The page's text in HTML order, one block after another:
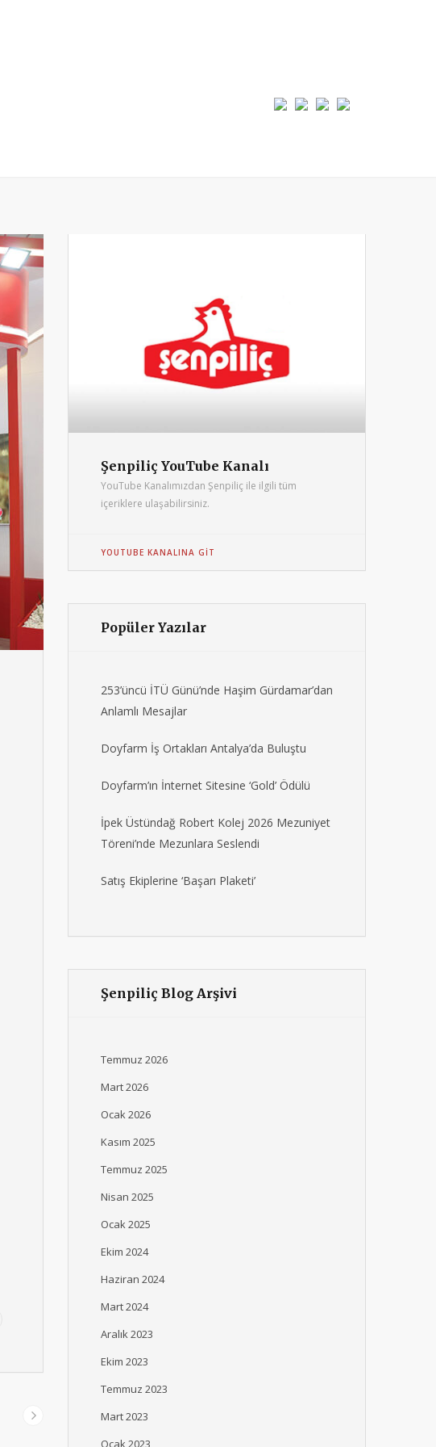
Şenpiliç YouTube Kanalı
YouTube Kanalımızdan Şenpiliç ile ilgili tüm
içeriklere ulaşabilirsiniz.
YOUTUBE KANALINA GIT
Popüler Yazılar
253’üncü İTÜ Günü’nde Haşim Gürdamar’dan
Anlamlı Mesajlar
Doyfarm İş Ortakları Antalya’da Buluştu
Doyfarm’ın İnternet Sitesine ‘Gold’ Ödülü
İpek Üstündağ Robert Kolej 2026 Mezuniyet
Töreni’nde Mezunlara Seslendi
Satış Ekiplerine ‘Başarı Plaketi’
Şenpiliç Blog Arşivi
Temmuz 2026
Mart 2026
Ocak 2026
Kasım 2025
Temmuz 2025
Nisan 2025
Ocak 2025
Ekim 2024
Haziran 2024
Mart 2024
Aralık 2023
Ekim 2023
Temmuz 2023
Mart 2023
Ocak 2023